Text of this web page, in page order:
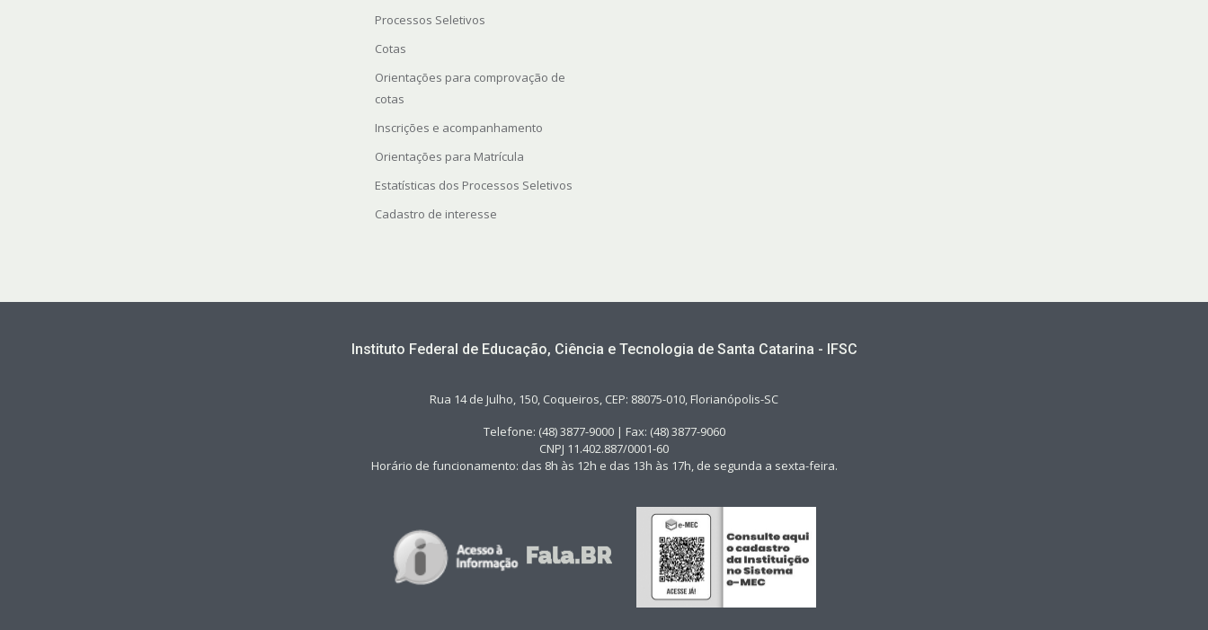
Processos Seletivos
Cotas
Orientações para comprovação de
cotas
Inscrições e acompanhamento
Orientações para Matrícula
Estatísticas dos Processos Seletivos
Cadastro de interesse
Instituto Federal de Educação, Ciência e Tecnologia de Santa Catarina - IFSC
Rua 14 de Julho, 150, Coqueiros, CEP: 88075-010, Florianópolis-SC
Telefone: (48) 3877-9000 | Fax: (48) 3877-9060
CNPJ 11.402.887/0001-60
Horário de funcionamento: das 8h às 12h e das 13h às 17h, de segunda a sexta-feira.